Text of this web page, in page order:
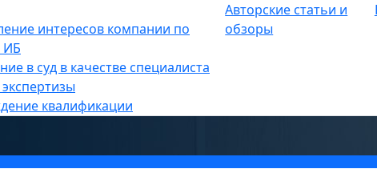
интересов компании по
ИБ
в суд в качестве специалиста
квалификации
Авторские статьи и
обзоры
»
в области IT и
в гражданские дела